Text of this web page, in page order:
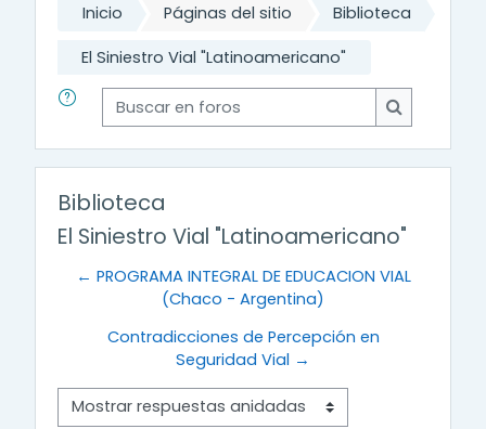
Inicio Páginas del sitio Biblioteca
El Siniestro Vial "Latinoamericano"
Buscar en foros
Buscar en
Biblioteca
El Siniestro Vial "Latinoamericano"
← PROGRAMA INTEGRAL DE EDUCACION VIAL
(Chaco - Argentina)
Contradicciones de Percepción en
Seguridad Vial →
Modo de visualización